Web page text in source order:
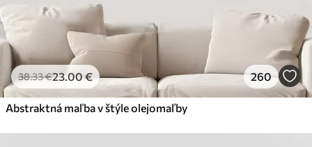
38.33€23.00€ 260
Abstraktná maľba v štýle olejomaľby